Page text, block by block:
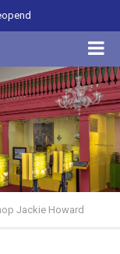
Jackie Howard